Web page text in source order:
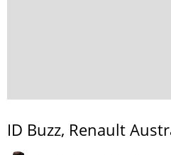
ID Buzz, Renault